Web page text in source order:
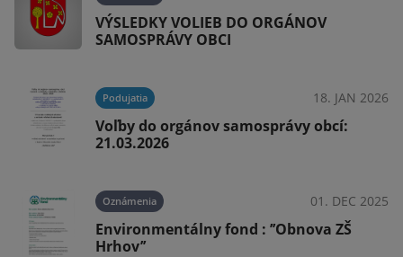
VÝSLEDKY VOLIEB DO ORGÁNOV
SAMOSPRÁVY OBCI
Podujatia 18. JAN 2026
Voľby do orgánov samosprávy obcí:
21.03.2026
Oznámenia 01. DEC 2025
Environmentálny fond : ’’Obnova ZŠ
Hrhov’’